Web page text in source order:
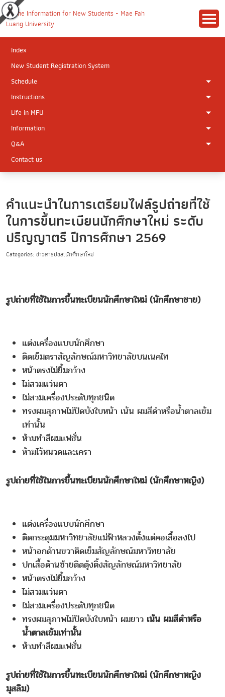
Index
New Student Registration System
Schedule
Instructions
Life in MFU
Information
Q&A
Contact us
คำแนะนำในการเตรียมไฟล์รูปถ่ายที่ใช้
ในการขึ้นทะเบียนนักศึกษาใหม่ ระดับ
ปริญญาตรี ปีการศึกษา 2569
Categories: ข่าวสารปชส.นักศึกษาใหม่
รูปถ่ายที่ใช้ในการขึ้นทะเบียนนักศึกษาใหม่ (นักศึกษาชาย)
แต่งเครื่องแบบนักศึกษา
ติดเข็มตราสัญลักษณ์มหาวิทยาลัยบนเนคไท
หน้าตรงไม่ยิ้มกว้าง
ไม่สวมแว่นตา
ไม่สวมเครื่องประดับทุกชนิด
ทรงผมสุภาพไม่ปิดบังใบหน้า เน้น ผมสีดำหรือน้ำตาลเข้ม
เท่านั้น
ห้ามทำสีผมแฟชั่น
ห้ามไว้หนวดและเครา
รูปถ่ายที่ใช้ในการขึ้นทะเบียนนักศึกษาใหม่ (นักศึกษาหญิง)
แต่งเครื่องแบบนักศึกษา
ติดกระดุมมหาวิทยาลัยแม่ฟ้าหลวงตั้งแต่คอเสื้อลงไป
หน้าอกด้านขวาติดเข็มสัญลักษณ์มหาวิทยาลัย
ปกเสื้อด้านซ้ายติดตุ้งติ้งสัญลักษณ์มหาวิทยาลัย
หน้าตรงไม่ยิ้มกว้าง
ไม่สวมแว่นตา
ไม่สวมเครื่องประดับทุกชนิด
ทรงผมสุภาพไม่ปิดบังใบหน้า ผมยาว เน้น ผมสีดำหรือ
น้ำตาลเข้มเท่านั้น
ห้ามทำสีผมแฟชั่น
รูปถ่ายที่ใช้ในการขึ้นทะเบียนนักศึกษาใหม่ (นักศึกษาหญิง
มุสลิม)